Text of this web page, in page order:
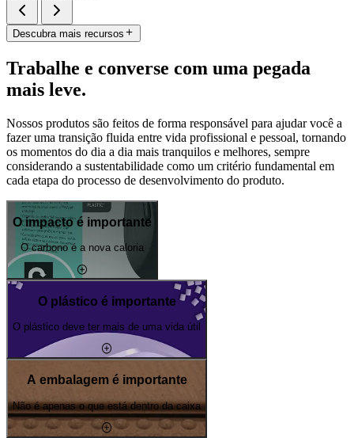
Descubra mais recursos
Trabalhe e converse com uma pegada
mais leve.
Nossos produtos são feitos de forma responsável para ajudar você a
fazer uma transição fluida entre vida profissional e pessoal, tornando
os momentos do dia a dia mais tranquilos e melhores, sempre
considerando a sustentabilidade como um critério fundamental em
cada etapa do processo de desenvolvimento do produto.
O impacto é importante
O carbono é a nova caloria
O plástico é importante
O plástico deve ter mais de uma vida útil
A embalagem é importante
Não é apenas o que está dentro da caixa